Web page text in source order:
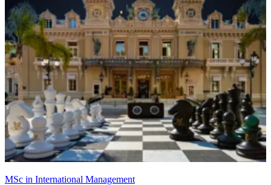
MSc in International Management